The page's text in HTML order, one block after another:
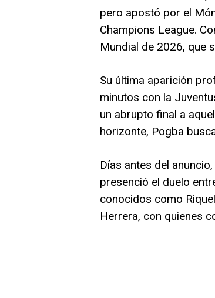
pero apostó por el
Champions League.
Mundial de 2026, que
Su última aparición
minutos con la
un abrupto final a
horizonte, Pogba
Días antes del
presenció el duelo
conocidos como
Herrera, con quienes